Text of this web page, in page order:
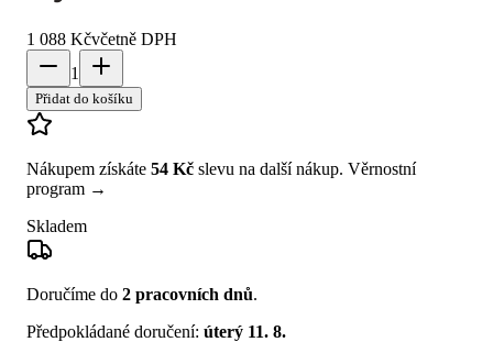
1 088 Kčvčetně DPH
1
Přidat do košíku
Nákupem získáte 54 Kč slevu na další nákup. Věrnostní
program →
Skladem
Doručíme do 2 pracovních dnů.
Předpokládané doručení: úterý 11. 8.